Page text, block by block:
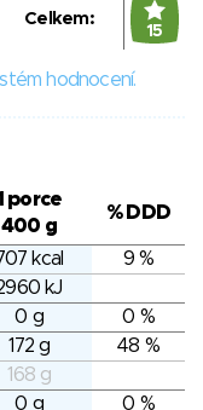
Celkem:
15
hodnocení.
porce
400 g
% DDD
kcal
9 %
kJ
0 g
0 %
172 g
48 %
168 g
0 g
0 %